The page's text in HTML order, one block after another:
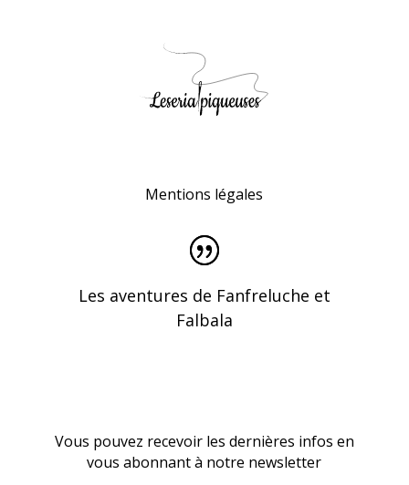
Mentions légales
Les aventures de Fanfreluche et
Falbala
Vous pouvez recevoir les dernières infos en
vous abonnant à notre newsletter